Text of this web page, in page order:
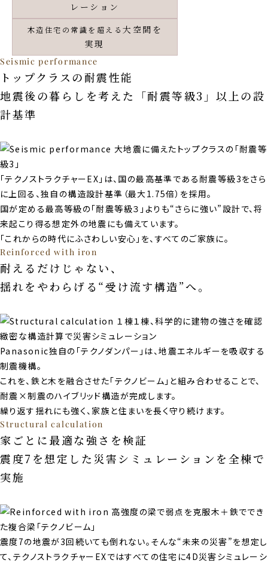
レーション
木造住宅の常識を超える大空間を
実現
Seismic performance
トップクラスの耐震性能
地震後の暮らしを考えた「耐震等級3」以上の設
計基準
「テクノストラクチャーEX」は、国の最⾼基準である耐震等級3をさら
に上回る、独⾃の構造設計基準（最⼤1.75倍）を採⽤。
国が定める最⾼等級の「耐震等級３」よりも“さらに強い”設計で、将
来起こり得る想定外の地震にも備えています。
「これからの時代にふさわしい安⼼」を、すべてのご家族に。
Reinforced with iron
耐えるだけじゃない、
揺れをやわらげる“受け流す構造”へ。
Panasonic独⾃の「テクノダンパー」は、地震エネルギーを吸収する
制震機構。
これを、鉄と⽊を融合させた「テクノビーム」と組み合わせることで、
耐震×制震のハイブリッド構造が完成します。
繰り返す揺れにも強く、家族と住まいを⻑く守り続けます。
Structural calculation
家ごとに最適な強さを検証
震度7を想定した災害シミュレーションを全棟で
実施
震度7の地震が3回続いても倒れない。そんな“未来の災害”を想定し
て、テクノストラクチャーEXではすべての住宅に4D災害シミュレーシ